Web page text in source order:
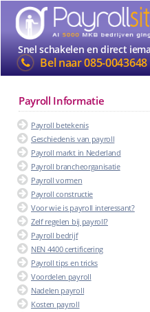
Snel schakelen en direct
Bel naar085-0043648
Payroll Informatie
Payroll betekenis
Geschiedenis van payroll
Payroll markt in Nederland
Payroll brancheorganisatie
Payroll vormen
Payroll constructie
Voor wie is payroll interessant?
Zelf regelen bij payroll?
Payroll bedrijf
NEN 4400 certificering
Payroll tips en tricks
Voordelen payroll
Nadelen payroll
Kosten payroll